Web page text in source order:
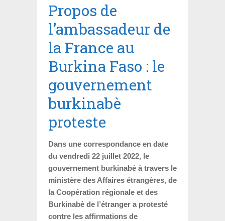
Propos de
l’ambassadeur de
la France au
Burkina Faso : le
gouvernement
burkinabè
proteste
Dans une correspondance en date
du vendredi 22 juillet 2022, le
gouvernement burkinabè à travers le
ministère des Affaires étrangères, de
la Coopération régionale et des
Burkinabè de l’étranger a protesté
contre les affirmations de